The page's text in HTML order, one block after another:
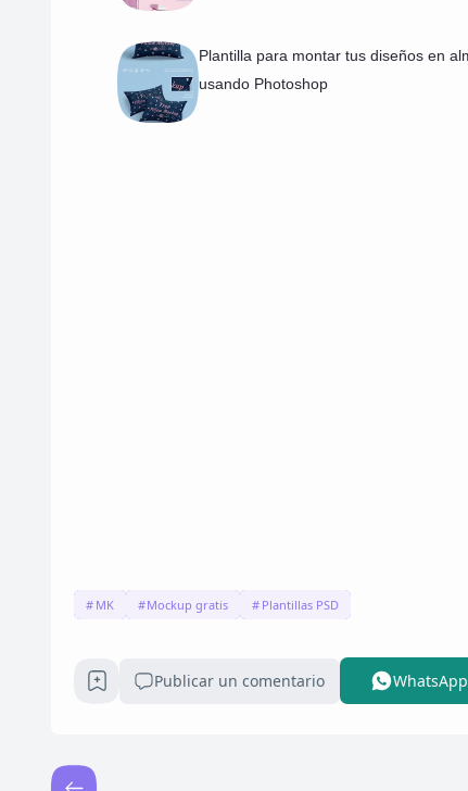
Plantilla para montar tus diseños en
usando Photoshop
MK Mockup gratis Plantillas PSD
Publicar un comentario WhatsApp